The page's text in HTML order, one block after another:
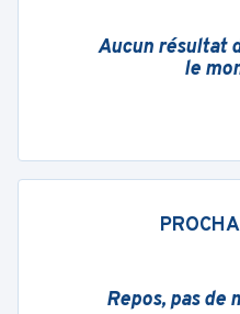
Aucun résultat
le
Repos, pas de